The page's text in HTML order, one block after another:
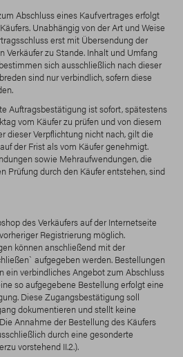
Abschluss eines Kaufvertrages erfolgt
Unabhängig von der Art und Weise
erst mit Übersendung der
Verkäufer zu Stande. Inhalt und Umfang
sich ausschließlich nach dieser
sind nur verbindlich, sofern diese
Auftragsbestätigung ist sofort, spätestens
vom Käufer zu prüfen und von diesem
dieser Verpflichtung nicht nach, gilt die
der Frist als vom Käufer genehmigt.
sowie Mehraufwendungen, die
Prüfung durch den Käufer entstehen, sind
des Verkäufers auf der Internetseite
Registrierung möglich.
können anschließend mit der
aufgegeben werden. Bestellungen
ein verbindliches Angebot zum Abschluss
so aufgegebene Bestellung erfolgt eine
Diese Zugangsbestätigung soll
dokumentieren und stellt keine
Annahme der Bestellung des Käufers
durch eine gesonderte
vorstehend II.2.).